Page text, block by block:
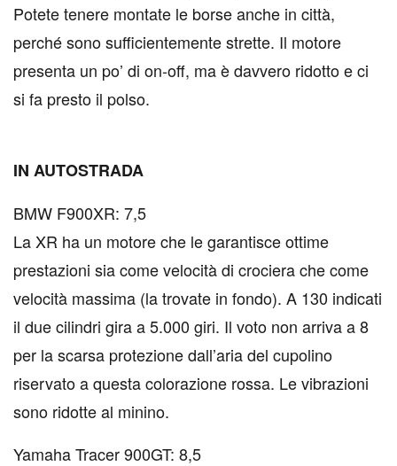
Potete tenere montate le borse anche in città,
perché sono sufficientemente strette. Il motore
presenta un po’ di on-off, ma è davvero ridotto e ci
si fa presto il polso.
IN AUTOSTRADA
BMW F900XR: 7,5
La XR ha un motore che le garantisce ottime
prestazioni sia come velocità di crociera che come
velocità massima (la trovate in fondo). A 130 indicati
il due cilindri gira a 5.000 giri. Il voto non arriva a 8
per la scarsa protezione dall’aria del cupolino
riservato a questa colorazione rossa. Le vibrazioni
sono ridotte al minino.
Yamaha Tracer 900GT: 8,5